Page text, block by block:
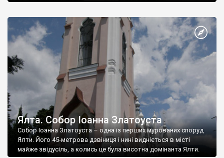
Ялта. Собор Іоанна Златоуста
Собор Іоанна Златоуста – одна із перших мурованих споруд
Ялти. Його 45-метрова дзвіниця і нині видніється в місті
майже звідусіль, а колись це була висотна домінанта Ялти.